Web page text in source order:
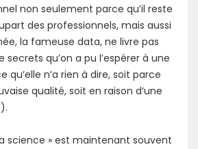
non seulement parce qu’il reste
des professionnels, mais aussi
la fameuse data, ne livre pas
qu’on a pu l’espérer à une
qu’elle n’a rien à dire, soit parce
qualité, soit en raison d’une
science » est maintenant souvent